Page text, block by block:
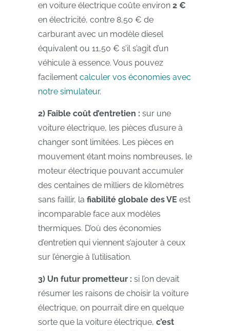
en voiture électrique coûte environ 2 €
en électricité, contre 8,50 € de
carburant avec un modèle diesel
équivalent ou 11,50 € s’il s’agit d’un
véhicule à essence. Vous pouvez
facilement calculer vos économies avec
notre simulateur.
2) Faible coût d’entretien : sur une
voiture électrique, les pièces d’usure à
changer sont limitées. Les pièces en
mouvement étant moins nombreuses, le
moteur électrique pouvant accumuler
des centaines de milliers de kilomètres
sans faillir, la fiabilité globale des VE est
incomparable face aux modèles
thermiques. D’où des économies
d’entretien qui viennent s’ajouter à ceux
sur l’énergie à l’utilisation.
3) Un futur prometteur : si l’on devait
résumer les raisons de choisir la voiture
électrique, on pourrait dire en quelque
sorte que la voiture électrique, c’est